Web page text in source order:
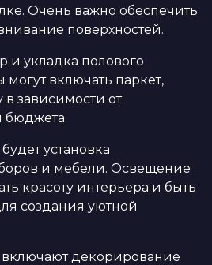
Очень важно обеспечить
поверхностей.
и укладка полового
включать паркет,
зависимости от
бюджета.
установка
и мебели. Освещение
красоту интерьера и быть
создания уютной
декорирование